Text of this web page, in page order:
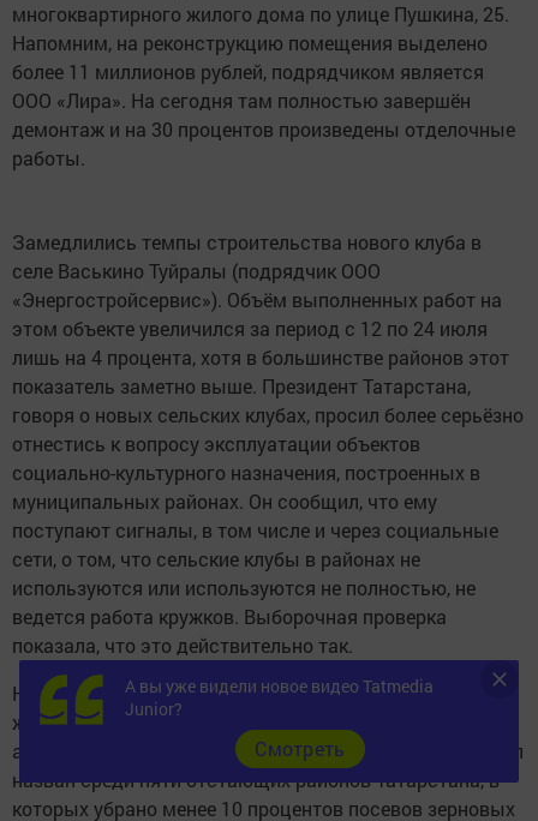
многоквартирного жилого дома по улице Пушкина, 25.
Напомним, на реконструкцию помещения выделено
более 11 миллионов рублей, подрядчиком является
ООО «Лира». На сегодня там полностью завершён
демонтаж и на 30 процентов произведены отделочные
работы.
Замедлились темпы строительства нового клуба в
селе Васькино Туйралы (подрядчик ООО
«Энергостройсервис»). Объём выполненных работ на
этом объекте увеличился за период с 12 по 24 июля
лишь на 4 процента, хотя в большинстве районов этот
показатель заметно выше. Президент Татарстана,
говоря о новых сельских клубах, просил более серьёзно
отнестись к вопросу эксплуатации объектов
социально-культурного назначения, построенных в
муниципальных районах. Он сообщил, что ему
поступают сигналы, в том числе и через социальные
сети, о том, что сельские клубы в районах не
используются или используются не полностью, не
ведется работа кружков. Выборочная проверка
показала, что это действительно так.
На совещании также рассмотрены вопросы оплаты
жилищно-коммунальных услуг и работы
агропромышленного комплекса. Бавлинский район был
назван среди пяти отстающих районов Татарстана, в
которых убрано менее 10 процентов посевов зерновых
А вы уже видели новое видео Tatmedia
Junior?
Cмотреть